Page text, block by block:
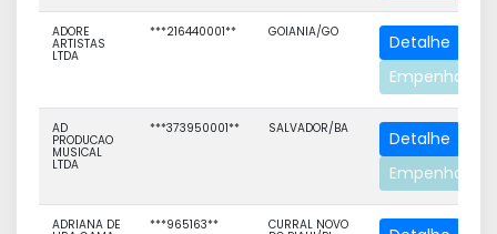
ADORE
ARTISTAS
LTDA
***216440001** GOIANIA/GO
Detalhe
Empenhos
AD
PRODUCAO
MUSICAL
LTDA
***373950001** SALVADOR/BA
Detalhe
Empenhos
ADRIANA DE ***965163** CURRAL NOVO